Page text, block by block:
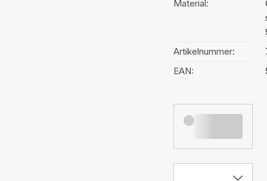
Material:
Artikelnummer:
EAN: